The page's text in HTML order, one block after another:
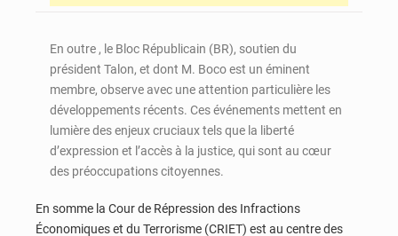
En outre , le Bloc Républicain (BR), soutien du
président Talon, et dont M. Boco est un éminent
membre, observe avec une attention particulière les
développements récents. Ces événements mettent en
lumière des enjeux cruciaux tels que la liberté
d’expression et l’accès à la justice, qui sont au cœur
des préoccupations citoyennes.
En somme la Cour de Répression des Infractions
Économiques et du Terrorisme (CRIET) est au centre des